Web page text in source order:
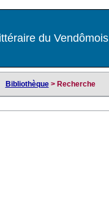
du Vendômois
Bibliothèque> Recherche